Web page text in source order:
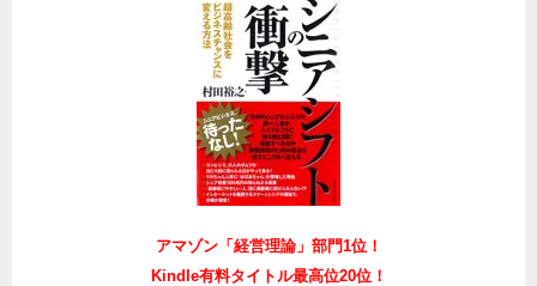
アマゾン「経営理論」部門1位！
Kindle有料タイトル最高位20位！